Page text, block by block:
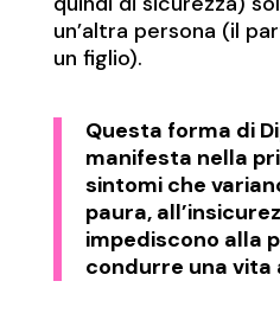
un’altra persona (il
un figlio).
Questa forma di
manifesta nella
sintomi che
paura,
impediscono alla
condurre una vita